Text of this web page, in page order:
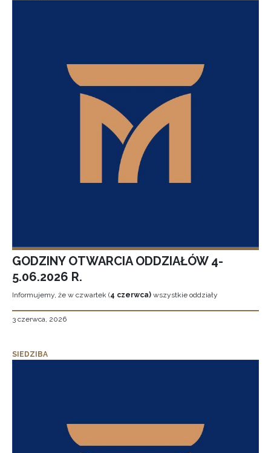
GODZINY OTWARCIA ODDZIAŁÓW 4-
5.06.2026 R.
Informujemy, że w czwartek (4 czerwca) wszystkie oddziały
3 czerwca, 2026
SIEDZIBA